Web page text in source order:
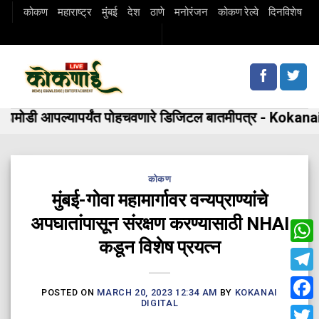
Skipकोकण महाराष्ट्र मुंबई देश ठाणे मनोरंजन कोकण रेल्वे दिनविशेष
आपल्यापर्यंत पोहचवणारे डिजिटल बातमीपत्र - Kokanai
कोकण
मुंबई-गोवा महामार्गावर वन्यप्राण्यांचे
अपघातांपासून संरक्षण करण्यासाठी NHAI
कडून विशेष प्रयत्न
POSTED ON MARCH 20, 2023 12:34 AM BY KOKANAI
DIGITAL